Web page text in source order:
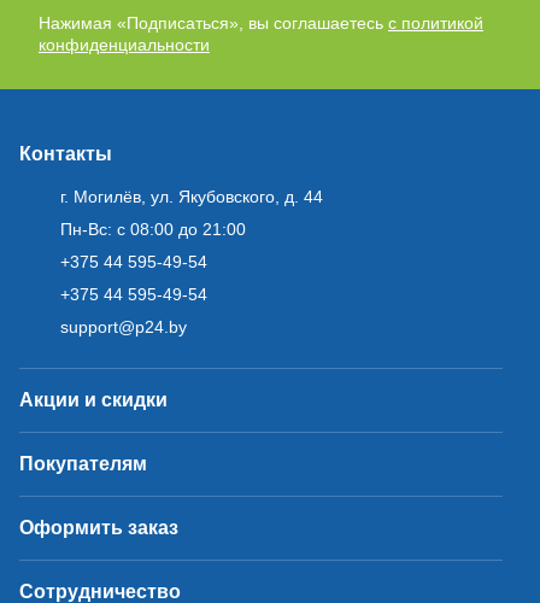
Нажимая «Подписаться», вы соглашаетесь с политикой
конфиденциальности
Контакты
г. Могилёв, ул. Якубовского, д. 44
Пн-Вс: с 08:00 до 21:00
+375 44 595-49-54
+375 44 595-49-54
support@p24.by
Акции и скидки
Покупателям
Оформить заказ
Сотрудничество